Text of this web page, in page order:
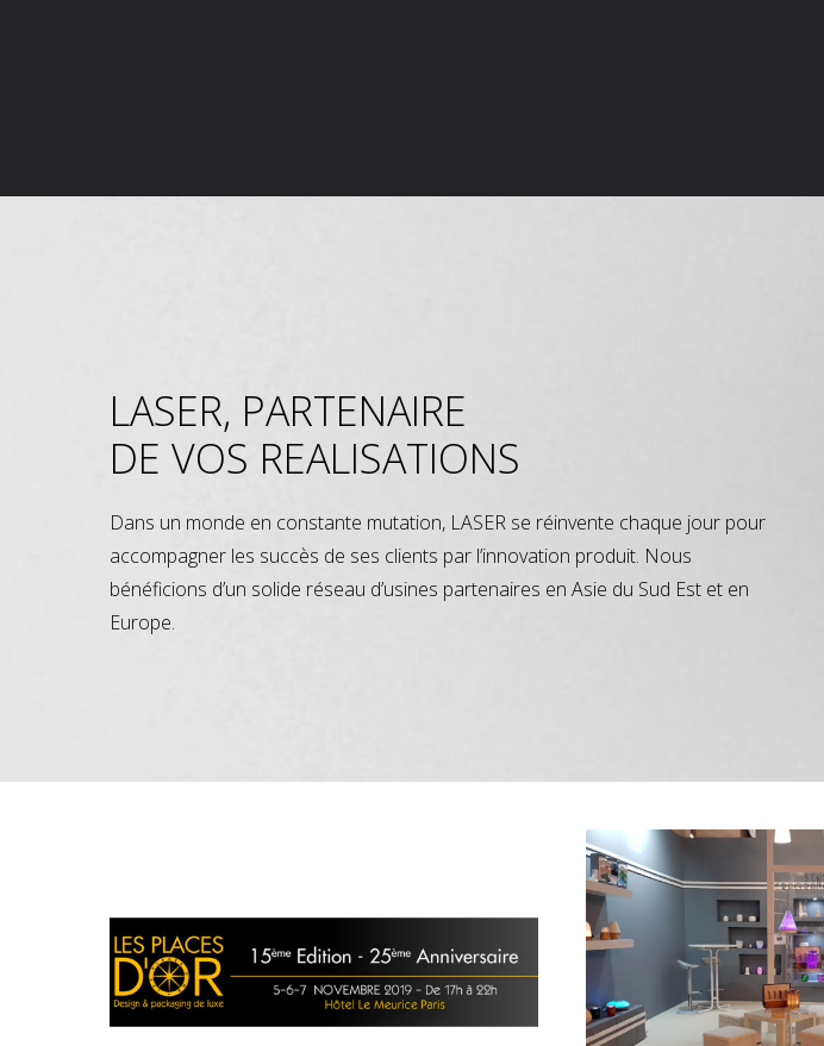
LASER, PARTENAIRE
DE VOS REALISATIONS
Dans un monde en constante mutation, LASER se réinvente chaque jour pour
accompagner les succès de ses clients par l’innovation produit. Nous
bénéficions d’un solide réseau d’usines partenaires en Asie du Sud Est et en
Europe.